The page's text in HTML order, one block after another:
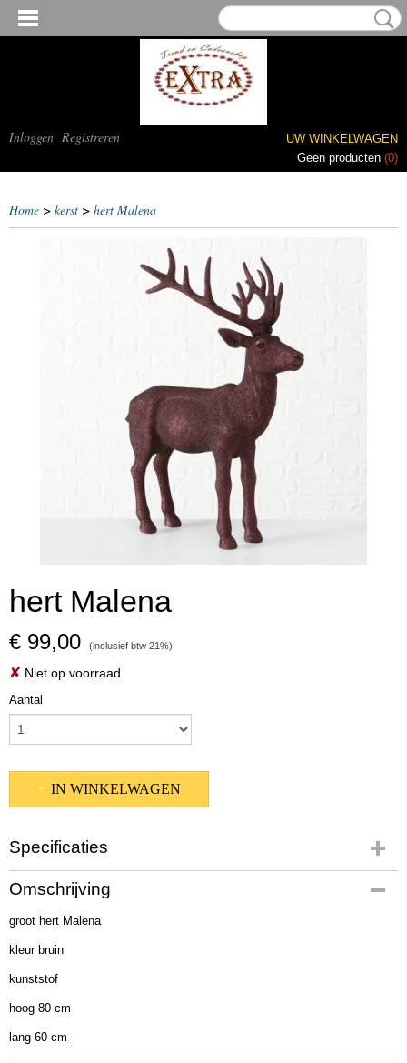
Inloggen Registreren
UW WINKELWAGEN
Geen producten (0)
Home > kerst > hert Malena
hert Malena
€ 99,00 (inclusief btw 21%)
✘ Niet op voorraad
Aantal
IN WINKELWAGEN
Specificaties
Productcode
1018177
EAN code
80 x 80 x 20 cm
Omschrijving
groot hert Malena
kleur bruin
kunststof
hoog 80 cm
lang 60 cm